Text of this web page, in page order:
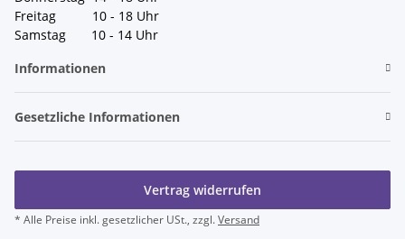
Freitag 10 - 18 Uhr
Samstag 10 - 14 Uhr
Informationen
Gesetzliche Informationen
Vertrag widerrufen
* Alle Preise inkl. gesetzlicher USt., zzgl.Versand